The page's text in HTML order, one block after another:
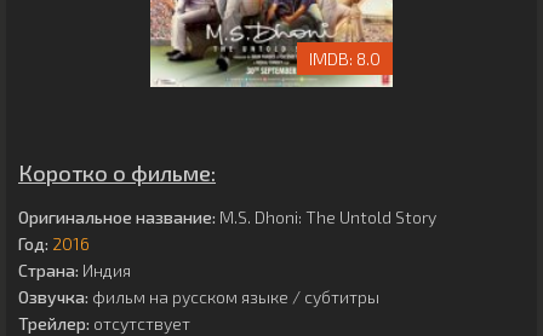
8.0
Коротко о фильме:
Оригинальное название: M.S. Dhoni: The Untold Story
Год: 2016
Страна: Индия
Озвучка: фильм на русском языке / субтитры
Трейлер: отсутствует